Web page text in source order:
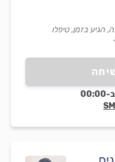
הגיע בזמן, טיפלו